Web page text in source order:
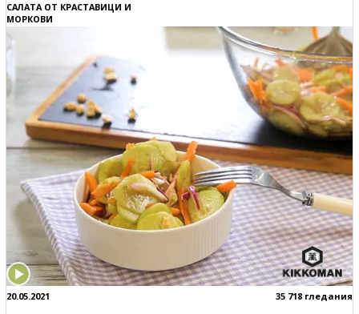
САЛАТА ОТ КРАСТАВИЦИ И
МОРКОВИ
20.05.2021 35 718 гледания